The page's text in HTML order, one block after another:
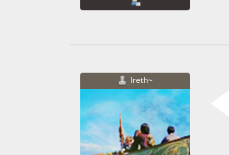
Ireth~